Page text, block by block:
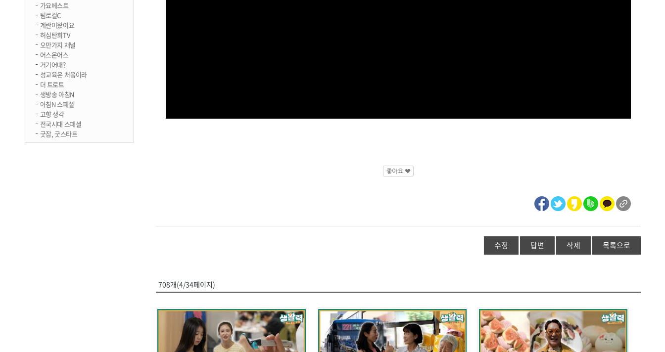
가요베스트
팀로컬C
계란이왔어요
허심탄회TV
오만가지 채널
어스온어스
거기어때?
성교육은 처음이라
더 트로트
생방송 아침N
아침N 스페셜
고향 생각
전국시대 스페셜
굿잡, 굿스타트
수정 답변 삭제 목록으로
708개(4/34페이지)